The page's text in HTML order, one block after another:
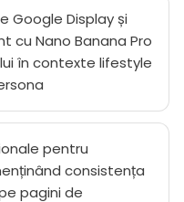
Google Display și
cu Nano Banana Pro
în contexte lifestyle
pentru
consistența
pagini de